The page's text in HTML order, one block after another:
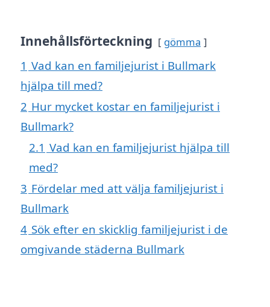
Innehållsförteckning gömma
1 Vad kan en familjejurist i Bullmark
hjälpa till med?
2 Hur mycket kostar en familjejurist i
Bullmark?
2.1 Vad kan en familjejurist hjälpa till
med?
3 Fördelar med att välja familjejurist i
Bullmark
4 Sök efter en skicklig familjejurist i de
omgivande städerna Bullmark